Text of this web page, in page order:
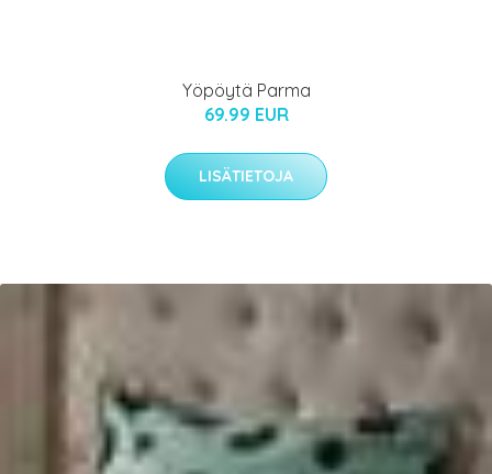
Yöpöytä Parma
69.99 EUR
LISÄTIETOJA